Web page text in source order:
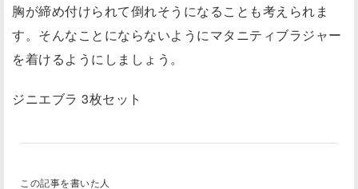
胸が締め付けられて倒れそうになることも考えられま
す。そんなことにならないようにマタニティブラジャー
を着けるようにしましょう。
ジニエブラ 3枚セット
この記事を書いた人